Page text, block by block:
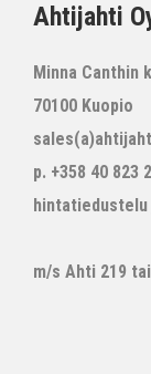
Ahtijahti
Minna Canthin
70100 Kuopio
p. +358 40 823
m/s Ahti 219